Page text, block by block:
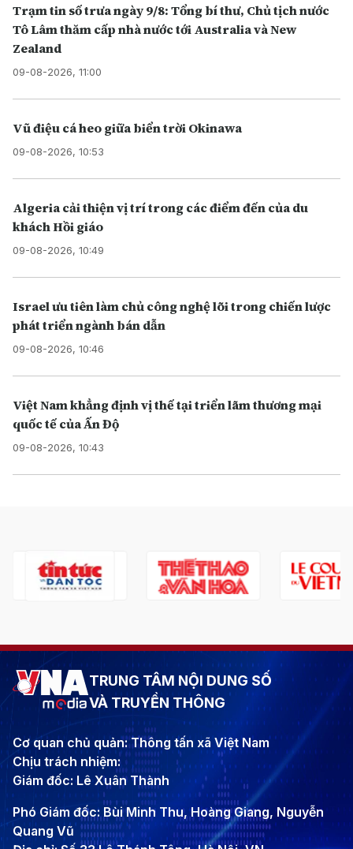
Trạm tin số trưa ngày 9/8: Tổng bí thư, Chủ tịch nước
Tô Lâm thăm cấp nhà nước tới Australia và New
Zealand
09-08-2026, 11:00
Vũ điệu cá heo giữa biển trời Okinawa
09-08-2026, 10:53
Algeria cải thiện vị trí trong các điểm đến của du
khách Hồi giáo
09-08-2026, 10:49
Israel ưu tiên làm chủ công nghệ lõi trong chiến lược
phát triển ngành bán dẫn
09-08-2026, 10:46
Việt Nam khẳng định vị thế tại triển lãm thương mại
quốc tế của Ấn Độ
09-08-2026, 10:43
TRUNG TÂM NỘI DUNG SỐ
VÀ TRUYỀN THÔNG
Cơ quan chủ quản: Thông tấn xã Việt Nam
Chịu trách nhiệm:
Giám đốc: Lê Xuân Thành
Phó Giám đốc: Bùi Minh Thu, Hoàng Giang, Nguyễn
Quang Vũ